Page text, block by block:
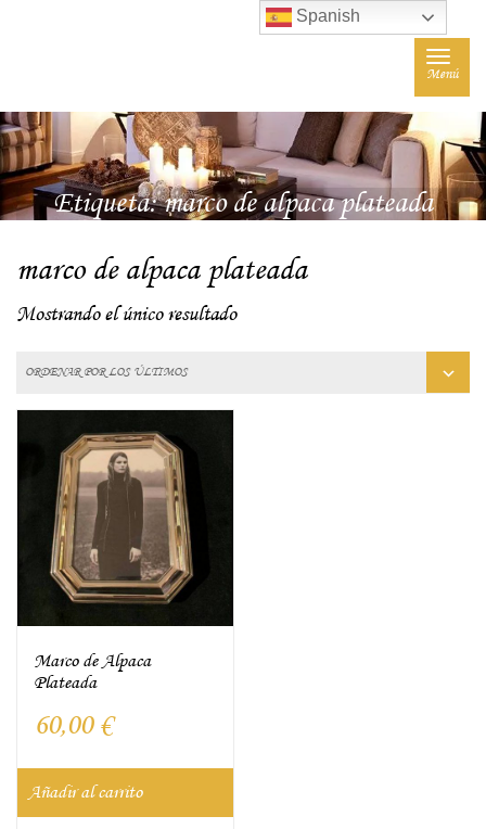
Toggle
Menú
Etiqueta:marco de alpaca plateada
marco de alpaca plateada
Mostrando el único resultado
Marco de Alpaca
Plateada
60,00 €
Añadir al carrito
Spanish